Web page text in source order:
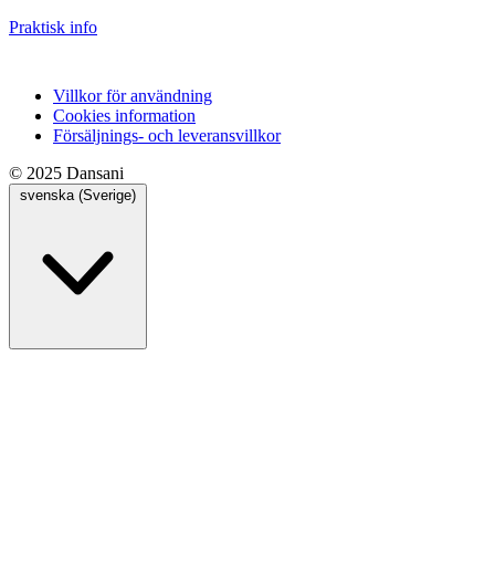
Praktisk info
Villkor för användning
Cookies information
Försäljnings- och leveransvillkor
© 2025 Dansani
svenska (Sverige)